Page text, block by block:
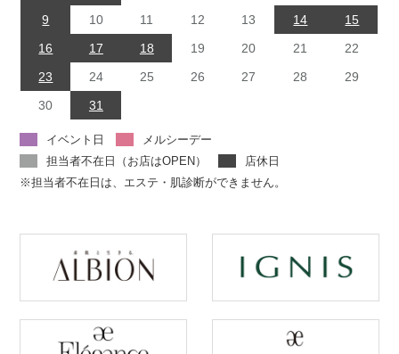
9
10 11 12 13 14
15
16
17 18 19 20 21
22
23
24 25 26 27 28
29
30
31
イベント日
メルシーデー
担当者不在日（お店はOPEN）
店休日
※担当者不在日は、エステ・肌診断ができません。